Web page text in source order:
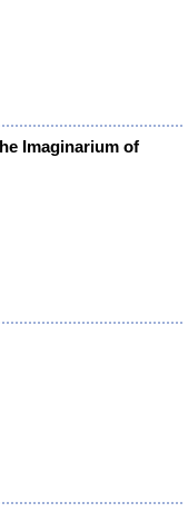
Imaginarium of